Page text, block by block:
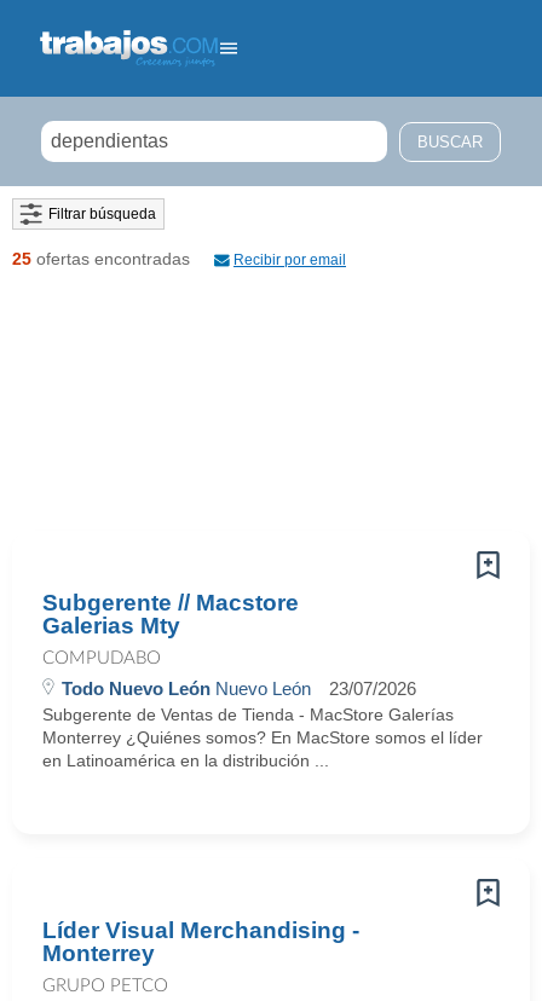
Filtrar búsqueda
25 ofertas encontradas Recibir por email
Subgerente // Macstore
Galerias Mty
COMPUDABO
Todo Nuevo León Nuevo León 23/07/2026
Subgerente de Ventas de Tienda - MacStore Galerías
Monterrey ¿Quiénes somos? En MacStore somos el líder
en Latinoamérica en la distribución ...
Líder Visual Merchandising -
Monterrey
GRUPO PETCO